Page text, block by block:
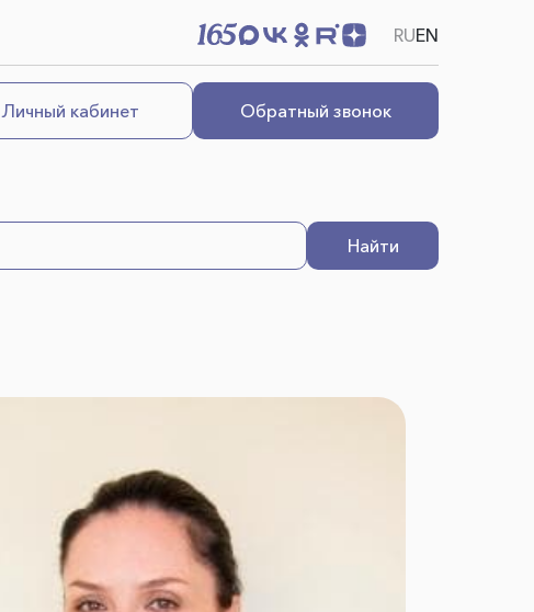
RUEN
Обратный звонок
Личный кабинет
Найти